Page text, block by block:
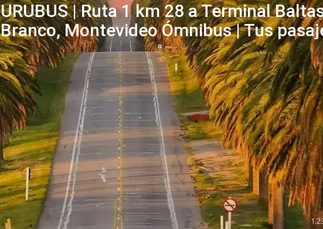
URUBUS | Ruta 1 km 28 a Terminal
Branco, Montevideo Ómnibus | Tus